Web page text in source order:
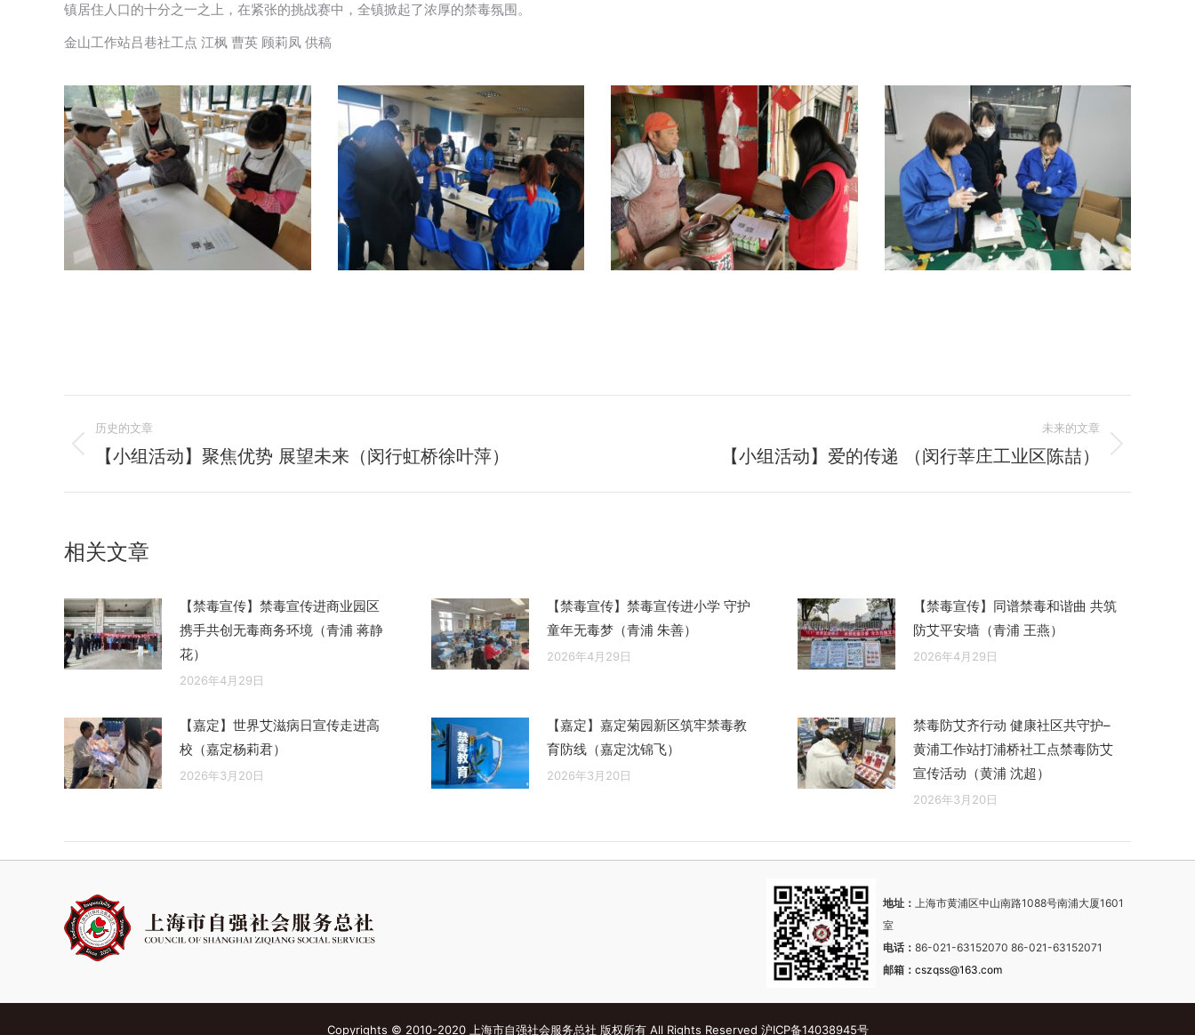
镇居住人口的十分之一之上，在紧张的挑战赛中，全镇掀起了浓厚的禁毒氛围。
金山工作站吕巷社工点 江枫 曹英 顾莉凤 供稿
章
导
历史的文章
历
章：
【小组活动】聚焦优势 展望未来（闵行虹桥徐叶萍）
未来的文章
【小组活动】爱的传递 （闵行莘庄工业区陈喆）
相关文章
【禁毒宣传】禁毒宣传进商业园区
携手共创无毒商务环境（青浦 蒋静
花）
2026年4月29日
【禁毒宣传】禁毒宣传进小学 守护
童年无毒梦（青浦 朱善）
2026年4月29日
【禁毒宣传】同谱禁毒和谐曲 共筑
防艾平安墙（青浦 王燕）
2026年4月29日
【嘉定】世界艾滋病日宣传走进高
校（嘉定杨莉君）
2026年3月20日
【嘉定】嘉定菊园新区筑牢禁毒教
育防线（嘉定沈锦飞）
2026年3月20日
禁毒防艾齐行动 健康社区共守护–
黄浦工作站打浦桥社工点禁毒防艾
宣传活动（黄浦 沈超）
2026年3月20日
地址：上海市黄浦区中山南路1088号南浦大厦1601
室
电话：86-021-63152070 86-021-63152071
邮箱：cszqss@163.com
Copyrights © 2010-2020 上海市自强社会服务总社 版权所有 All Rights Reserved 沪ICP备14038945号